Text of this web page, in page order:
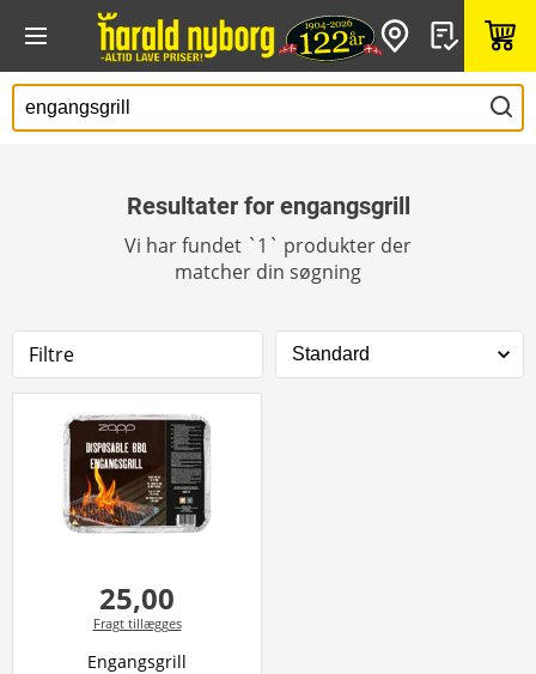
Resultater for engangsgrill
Vi har fundet `1` produkter der
matcher din søgning
Filtre
25,00
Fragt tillægges
Engangsgrill